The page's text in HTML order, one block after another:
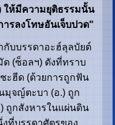
ให้มีความยุติธรรมนั้น
ารลงโทษอันเจ็บปวด"
บรรดาอะฮ์ลุลบัยต์
(ซ็อลฯ) ดังที่ทราบ
ะฮีด (ด้วยการถูกฟัน
จญ์ตะบา (อ.) ถูก
ถูกสังหารในแผ่นดิน
ที่บรรดาศัตรูของ